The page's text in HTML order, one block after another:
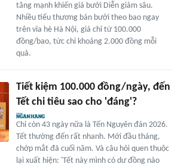
tăng mạnh khiến giá bưởi Diễn giảm sâu.
Nhiều tiểu thương bán bưởi theo bao ngay
trên vỉa hè Hà Nội, giá chỉ từ 100.000
đồng/bao, tức chỉ khoảng 2.000 đồng mỗi
quả.
Tiết kiệm 100.000 đồng/ngày, đến
Tết chi tiêu sao cho 'đáng'?
Chỉ còn 43 ngày nữa là Tến Nguyên đán 2026.
Tết thường đến rất nhanh. Mới đầu tháng,
chớp mắt đã cuối năm. Và câu hỏi quen thuộc
lại xuất hiện: 'Tết này mình có dư đồng nào